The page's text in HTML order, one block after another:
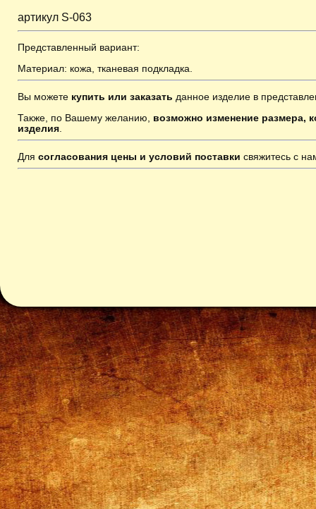
артикул S-063
Представленный вариант:
Материал: кожа, тканевая подкладка.
Вы можете купить или заказать данное изделие в
Также, по Вашему желанию, возможно изменение размера,
изделия
Для согласования цены и условий поставки свяжитесь с